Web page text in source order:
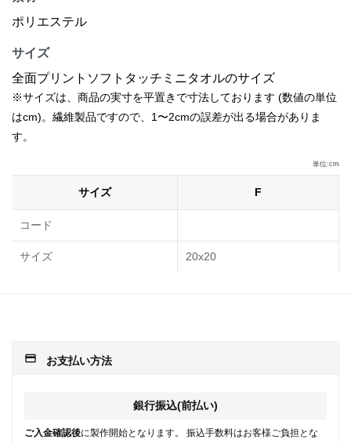
ポリエステル
サイズ
全面プリントソフトタッチミニタオルのサイズ
※サイズは、商品の実寸を平置きで寸法しております (数値の単位
はcm)。繊維製品ですので、1〜2cmの誤差が出る場合がありま
す。
単位:cm
サイズ F
コード
サイズ 20х20
payment お支払い方法
銀行振込(前払い)
ご入金確認後に製作開始となります。 振込手数料はお客様ご負担とな